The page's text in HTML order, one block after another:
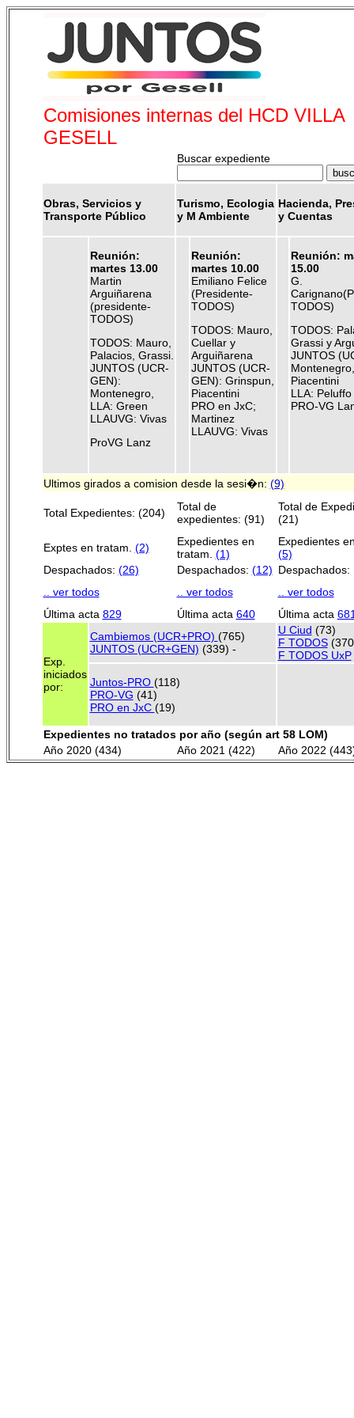
Comisiones internas del HCD VILLA
GESELL
Buscar expediente
Obras, Servicios y
Transporte Público
Turismo, Ecologia
y M Ambiente
Hacienda,
y Cuentas
Reunión:
martes 13.00
Martin
Arguiñarena
(presidente-
TODOS)
TODOS: Mauro,
Palacios, Grassi.
JUNTOS (UCR-
GEN):
Montenegro,
LLA: Green
LLAUVG: Vivas
ProVG Lanz
Reunión:
martes 10.00
Emiliano Felice
(Presidente-
TODOS)
TODOS: Mauro,
Cuellar y
Arguiñarena
JUNTOS (UCR-
GEN): Grinspun,
Piacentini
PRO en JxC;
Martinez
LLAUVG: Vivas
Reunión:
15.00
G.
TODOS)
TODOS:
Grassi y
JUNTOS
Montenegro,
Piacentini
LLA: Peluffo
PRO-VG
Ultimos girados a comision desde la sesi�n: (9)
Total Expedientes: (204)
Total de
expedientes: (91)
Total de
(21)
Exptes en tratam. (2)
Expedientes en
tratam. (1)
Expedientes
(5)
Despachados: (26) Despachados: (12) Despachados:
.. ver todos
.. ver todos
.. ver todos
Última acta 829 Última acta 640 Última acta
Exp.
iniciados
por:
Cambiemos (UCR+PRO) (765)
JUNTOS (UCR+GEN) (339) -
U Ciud (73)
F TODOS
F TODOS UxP
Juntos-PRO (118)
PRO-VG (41)
PRO en JxC (19)
Expedientes no tratados por año (según art 58 LOM)
Año 2020 (434)
Año 2021 (422) Año 2022